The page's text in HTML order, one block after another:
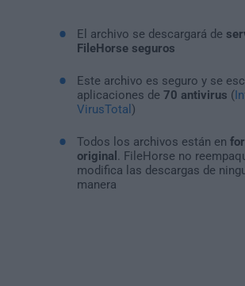
El archivo se descargará de
FileHorse seguros
Este archivo es seguro y se
aplicaciones de 70 antivirus (
VirusTotal )
Todos los archivos están en
original
. FileHorse no
modifica las descargas de
manera